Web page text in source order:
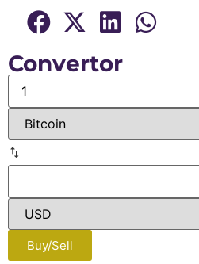
Convertor
Buy/Sell